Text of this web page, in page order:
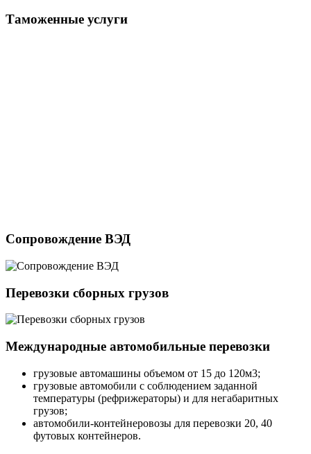
Таможенные услуги
Сопровождение ВЭД
Перевозки сборных грузов
Международные автомобильные перевозки
грузовые автомашины объемом от 15 до 120м3;
грузовые автомобили с соблюдением заданной
температуры (рефрижераторы) и для негабаритных
грузов;
автомобили-контейнеровозы для перевозки 20, 40
футовых контейнеров.